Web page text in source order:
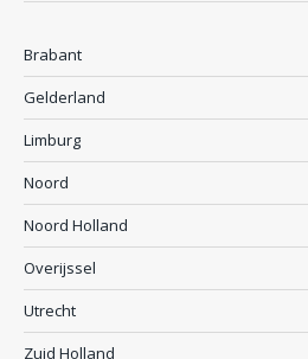
Brabant
Gelderland
Limburg
Noord
Noord Holland
Overijssel
Utrecht
Zuid Holland